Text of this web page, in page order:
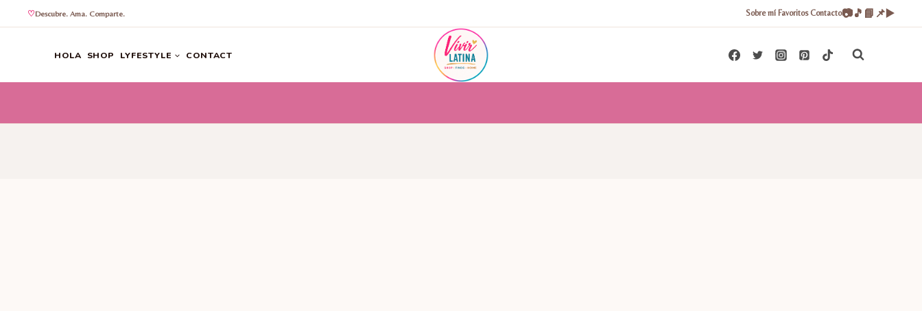
Descubre. Ama. Comparte. Sobre mí Favoritos Contacto📷🎵 📘 📌▶️
HOLA SHOP LYFESTYLE CONTACT